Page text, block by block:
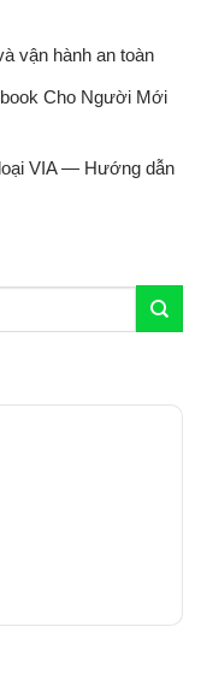
vận hành an toàn
Cho Người Mới
VIA — Hướng dẫn